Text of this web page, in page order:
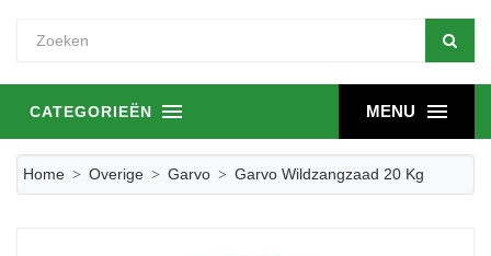
MENU
CATEGORIEËN
Home Overige Garvo Garvo Wildzangzaad 20 Kg